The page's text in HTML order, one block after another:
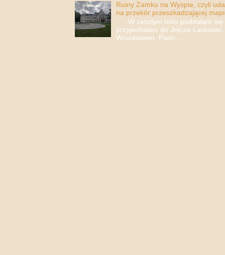
Ruiny Zamku na Wyspie, czyli
na przekór przeszkadzającej
W zeszłym roku poddałam się
przyjechałam do Jelcza-
Wrocławiem. Pano...